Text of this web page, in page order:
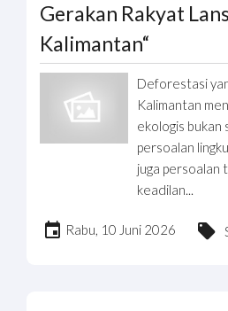
Gerakan Rakyat
Kalimantan“
Deforestasi
Kalimantan
ekologis bukan
persoalan
juga persoalan
keadilan...
Rabu, 10 Juni 2026